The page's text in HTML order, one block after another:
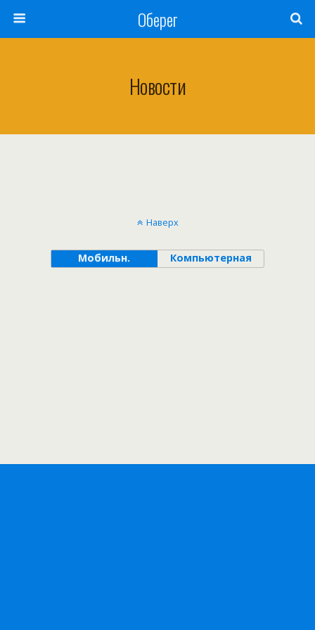
Оберег
Новости
Наверх
Мобильн. Компьютерная